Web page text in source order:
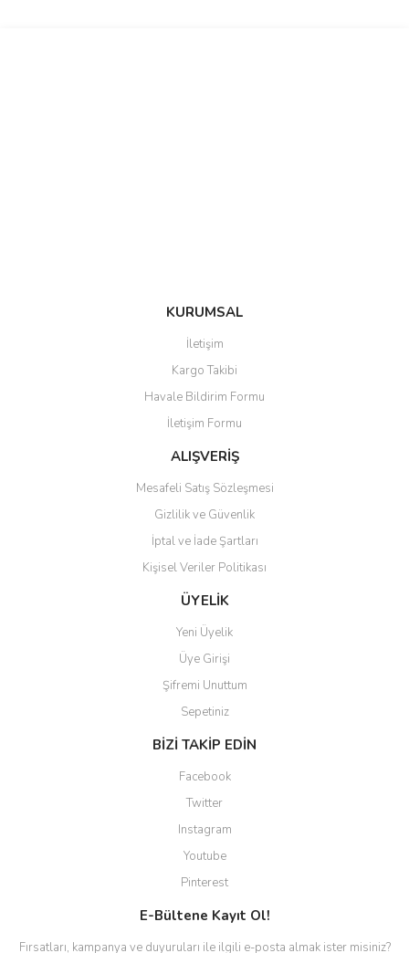
Gönder
KURUMSAL
İletişim
Kargo Takibi
Havale Bildirim Formu
İletişim Formu
ALIŞVERİŞ
Mesafeli Satış Sözleşmesi
Gizlilik ve Güvenlik
İptal ve İade Şartları
Kişisel Veriler Politikası
ÜYELİK
Yeni Üyelik
Üye Girişi
Şifremi Unuttum
Sepetiniz
BİZİ TAKİP EDİN
Facebook
Twitter
Instagram
Youtube
Pinterest
E-Bültene Kayıt Ol!
Fırsatları, kampanya ve duyuruları ile ilgili e-posta almak ister misiniz?